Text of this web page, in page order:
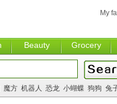
Beauty Grocery
My
魔方 机器人 恐龙 小蝴蝶 狗狗 兔